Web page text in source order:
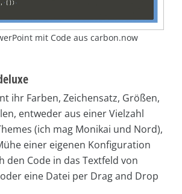
mit Code aus carbon.now
ihr Farben, Zeichensatz, Größen,
entweder aus einer Vielzahl
(ich mag Monikai und Nord),
einer eigenen Konfiguration
den Code in das Textfeld von
eine Datei per Drag and Drop